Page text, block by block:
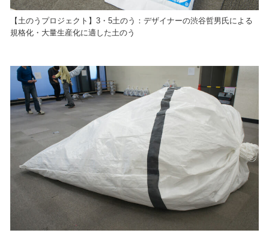
【土のうプロジェクト】3・5土のう：デザイナーの渋谷哲男氏による
規格化・大量生産化に適した土のう